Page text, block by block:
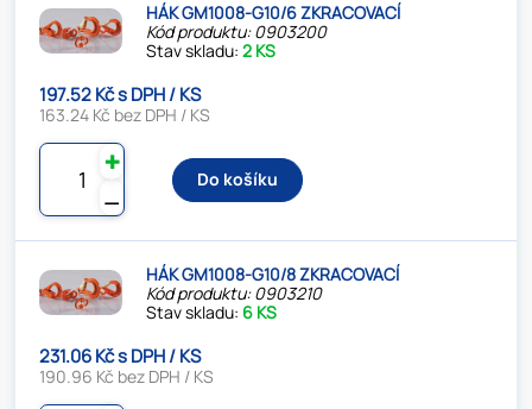
HÁK GM1008-G10/6 ZKRACOVACÍ
Kód produktu: 0903200
Stav skladu:2 KS
197.52 Kč s DPH / KS
163.24 Kč bez DPH / KS
⚊
✚
Do košíku
HÁK GM1008-G10/8 ZKRACOVACÍ
Kód produktu: 0903210
Stav skladu: 6 KS
231.06 Kč s DPH / KS
190.96 Kč bez DPH / KS